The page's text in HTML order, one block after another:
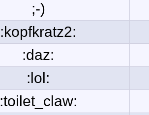
;-)
:kopfkratz2:
:daz:
:lol:
:toilet_claw: